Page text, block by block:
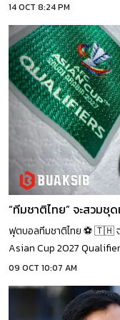
14 OCT 8:24 PM
“ทีมชาติไทย” จะสวมชุ
ฟุตบอลทีมชาติไทย ⚽️ 🇹🇭
Asian Cup 2027
09 OCT 10:07 AM